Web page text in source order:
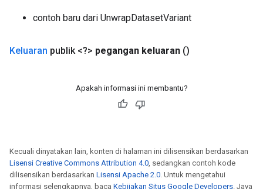
contoh baru dari UnwrapDatasetVariant
Keluaran publik <?> pegangan keluaran ()
Apakah informasi ini membantu?
Kecuali dinyatakan lain, konten di halaman ini dilisensikan berdasarkan
Lisensi Creative Commons Attribution 4.0, sedangkan contoh kode
dilisensikan berdasarkan Lisensi Apache 2.0. Untuk mengetahui
informasi selengkapnya, baca Kebijakan Situs Google Developers. Java